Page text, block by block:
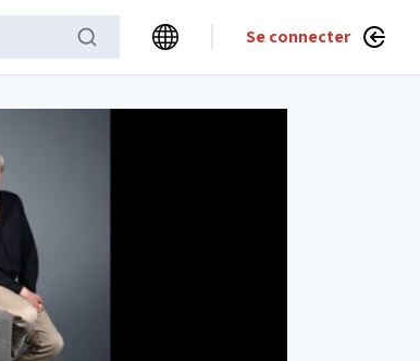
Se connecter